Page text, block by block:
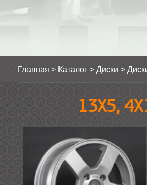
Главная > Каталог> Диски >
13Х5,